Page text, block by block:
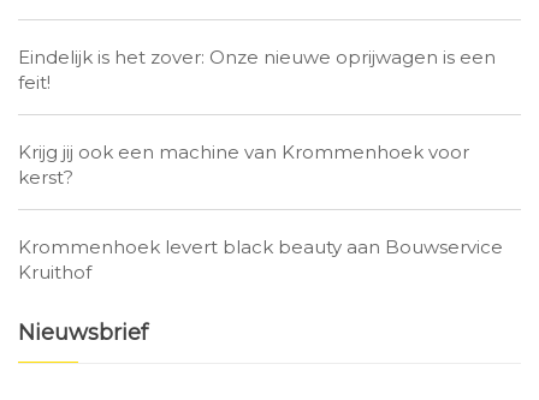
Eindelijk is het zover: Onze nieuwe oprijwagen is een
feit!
Krijg jij ook een machine van Krommenhoek voor
kerst?
Krommenhoek levert black beauty aan Bouwservice
Kruithof
Nieuwsbrief